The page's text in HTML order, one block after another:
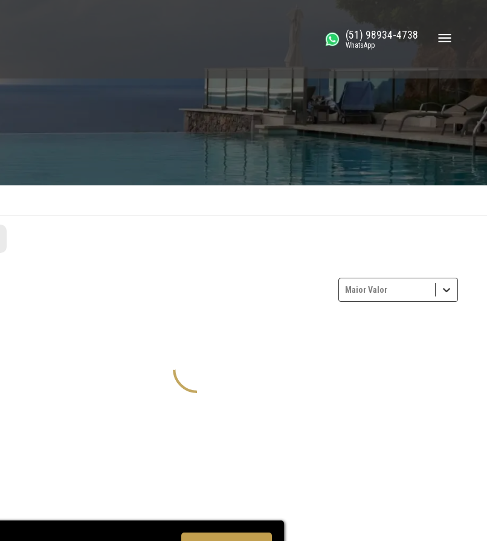
(51) 98934-4738
WhatsApp
Maior Valor